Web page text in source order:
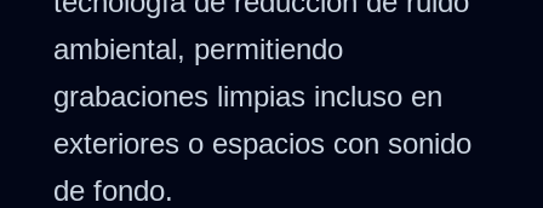
ambiental, permitiendo
grabaciones limpias incluso en
exteriores o espacios con sonido
de fondo.